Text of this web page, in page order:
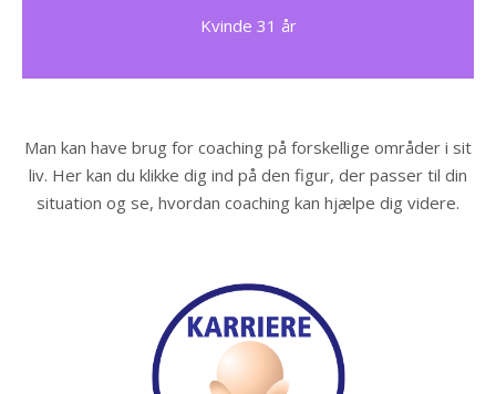
Kvinde 31 år
Man kan have brug for coaching på forskellige områder i sit
liv. Her kan du klikke dig ind på den figur, der passer til din
situation og se, hvordan coaching kan hjælpe dig videre.